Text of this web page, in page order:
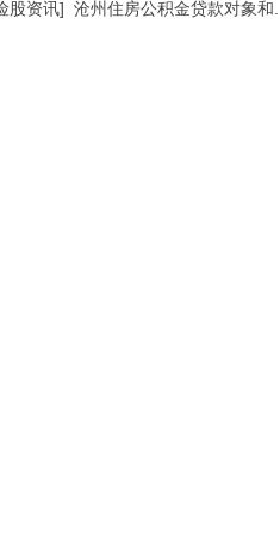
股资讯] 沧州住房公积金贷款对象和...